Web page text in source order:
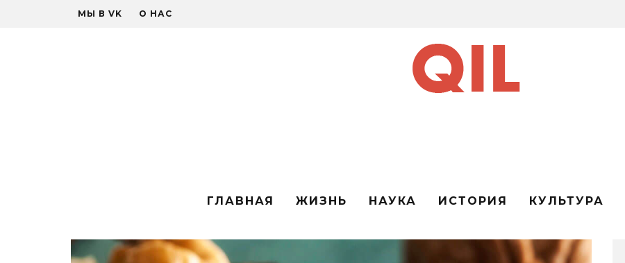
МЫ В VK О НАС
ГЛАВНАЯ ЖИЗНЬ НАУКА ИСТОРИЯ КУЛЬТУРА